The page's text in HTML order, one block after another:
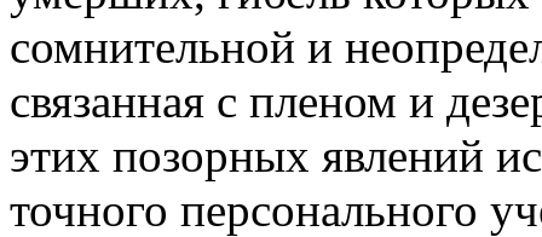
сомнительной и
связанная с пленом и
этих позорных явлений
точного персонального